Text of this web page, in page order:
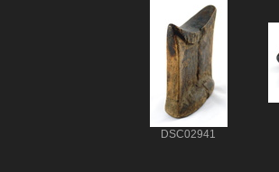
DSC02941